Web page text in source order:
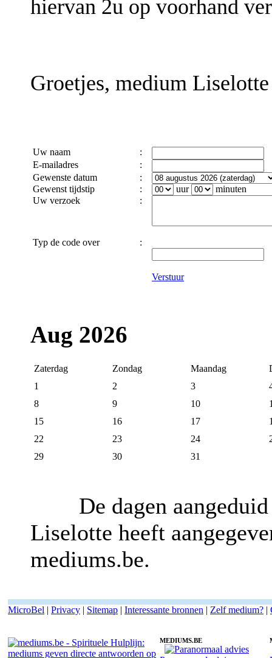
hiervan 2u op voorhand
Groetjes, medium Liselotte
Uw naam
:
E-mailadres
:
Gewenste datum
:
Gewenst tijdstip
: uur
minuten
Uw verzoek
:
Typ de code over :
Verstuur
Aug 2026
Zaterdag Zondag Maandag
1
2 3
8
9 10
15
16 17
22
23 24
29
30 31
De dagen aangeduid
Liselotte heeft
mediums.be.
MicroBel | Privacy | Sitemap | Interessante bronnen | Zelf medium? |
MEDIUMS.BE